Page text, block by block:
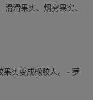
滑果实、烟雾果实、
果实变成橡胶人。 - 罗